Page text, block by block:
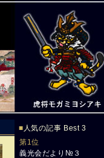
■ 人気の記事 Best 3
第1位
義光会だより№３